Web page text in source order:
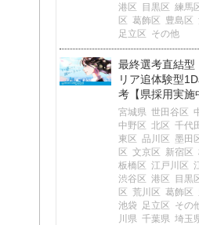
港区
目黒区 練馬
区 葛飾区 豊島区
足立区 その他
最終選考直結型
リア追体験型
考【県採用実施
宮城県 世田谷区
中野区 北区 千代
東区 品川区 墨田
区 文京区 新宿区
板橋区 江戸川区
渋谷区 港区 目黒
区 荒川区 葛飾区
池袋 足立区 その
川県 千葉県 埼玉